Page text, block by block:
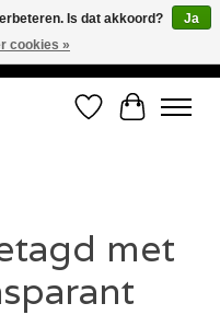
huis! ✅ Gratis verzenden vanaf
Verlanglijst
met
Is dat akkoord?
Ja
cookies »